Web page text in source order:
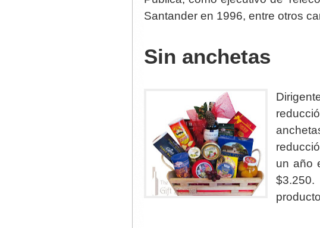
Santander en 1996, entre otros
Sin anchetas
un año